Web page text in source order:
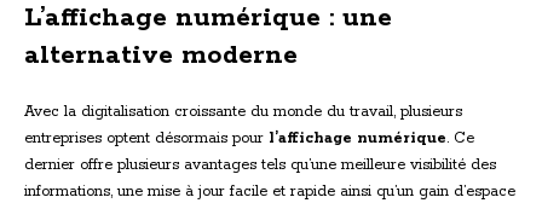
L’affichage numérique : une
alternative moderne
Avec la digitalisation croissante du monde du travail, plusieurs
entreprises optent désormais pour l’affichage numérique. Ce
dernier offre plusieurs avantages tels qu’une meilleure visibilité des
informations, une mise à jour facile et rapide ainsi qu’un gain d’espace